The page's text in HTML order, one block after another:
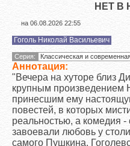
Гоголь Николай Васильевич
Серия: Классическая и
Аннотация:
"Вечера на хуторе близ
крупным произведением
принесшим ему
повестей, в которых
реальностью, а комедия
завоевали любовь у
самого Пушкина.
НЕТ В
на 06.08.2026 22:55